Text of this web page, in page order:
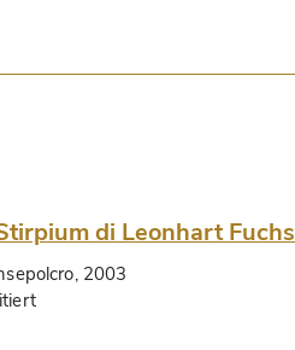
di Leonhart Fuchs
2003